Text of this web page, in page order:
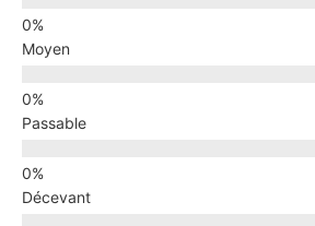
Moyen
Passable
Décevant